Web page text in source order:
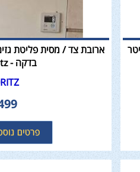
גזים למחמם מים בגז 17 ליטר
בדקה - Noritz יפן